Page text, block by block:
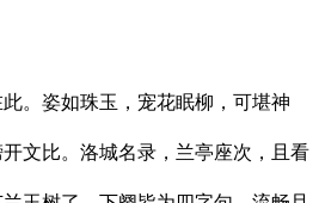
。姿如珠玉，宠花眠柳，可堪神
文比。洛城名录，兰亭座次，且看